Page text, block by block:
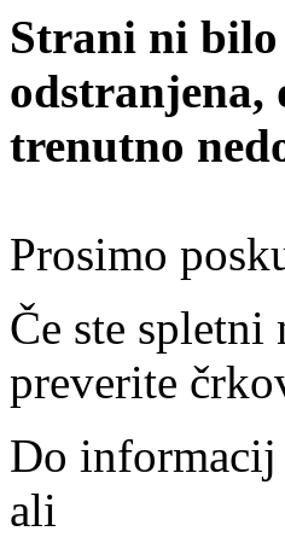
Strani ni bilo
odstranjena,
trenutno
Prosimo
Če ste
preverite
Do
ali